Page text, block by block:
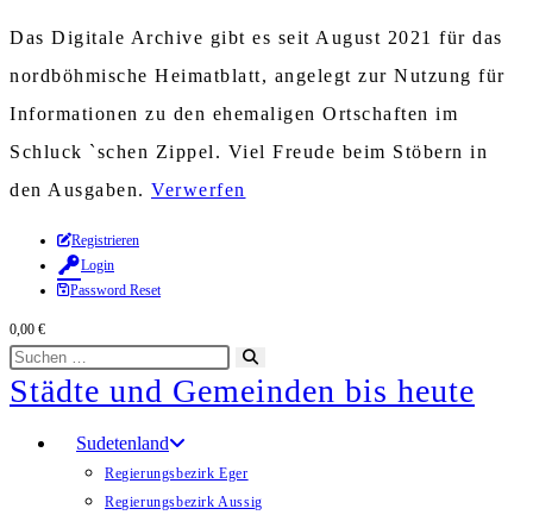
Das Digitale Archive gibt es seit August 2021 für das
nordböhmische Heimatblatt, angelegt zur Nutzung für
Informationen zu den ehemaligen Ortschaften im
Schluck `schen Zippel. Viel Freude beim Stöbern in
den Ausgaben. Verwerfen
Zum
Inhalt
springen
Registrieren
Login
Password Reset
0,00 €
Diese
Website
durchsuchen
starten
Städte und Gemeinden bis heute
Sudetenland
Regierungsbezirk Eger
Regierungsbezirk Aussig